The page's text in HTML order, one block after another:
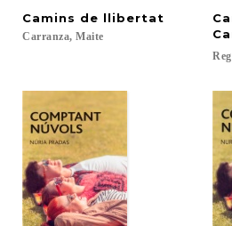
Camins de llibertat
Carranza, Maite